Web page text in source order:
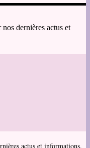
dernières actus et
actus et informations.